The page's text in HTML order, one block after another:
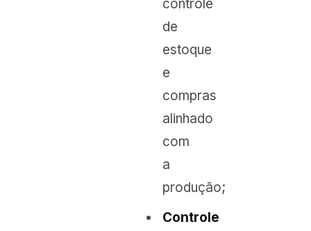
controle
de
estoque
e
compras
alinhado
com
a
produção;
Controle